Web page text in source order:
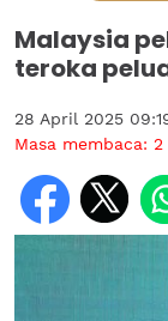
Malaysia
teroka
28 April 2025
Masa membaca: 2